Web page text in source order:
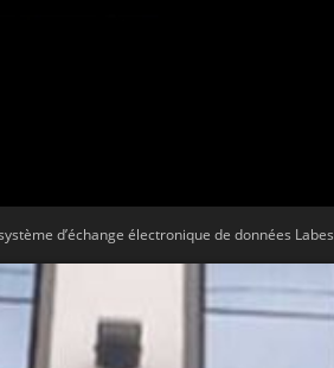
d’échange électronique de données Labes